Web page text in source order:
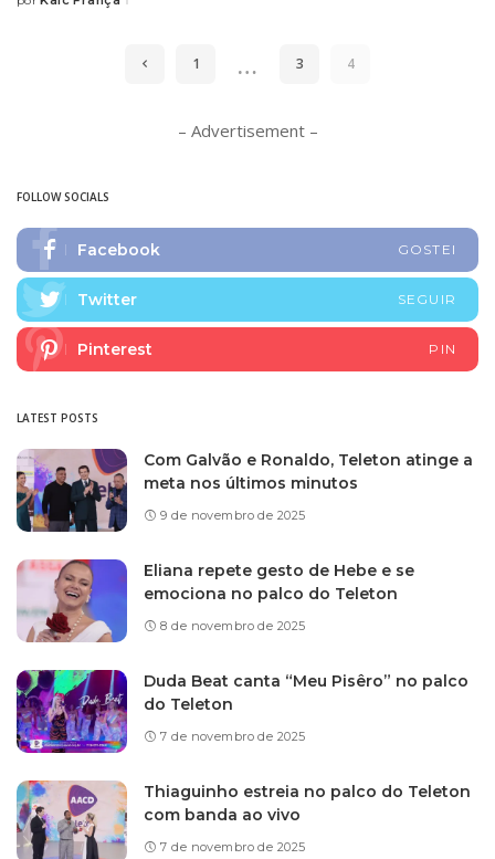
Posted
1 … 3 4
– Advertisement –
FOLLOW SOCIALS
Facebook GOSTEI
Twitter SEGUIR
Pinterest PIN
LATEST POSTS
Com Galvão e Ronaldo, Teleton atinge a
meta nos últimos minutos
9 de novembro de 2025
Eliana repete gesto de Hebe e se
emociona no palco do Teleton
8 de novembro de 2025
Duda Beat canta “Meu Pisêro” no palco
do Teleton
7 de novembro de 2025
Thiaguinho estreia no palco do Teleton
com banda ao vivo
7 de novembro de 2025